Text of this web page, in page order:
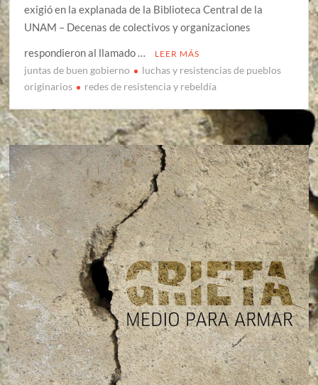
exigió en la explanada de la Biblioteca Central de la
UNAM – Decenas de colectivos y organizaciones
respondieron al llamado …
LEER MÁS
juntas de buen gobierno
luchas y resistencias de pueblos
originarios
redes de resistencia y rebeldía